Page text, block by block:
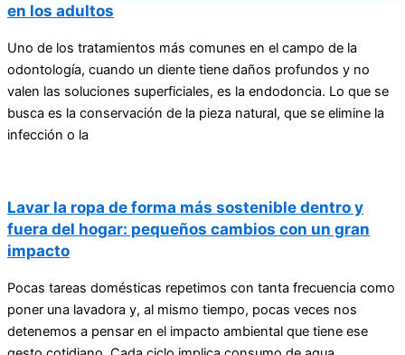
en los adultos
Uno de los tratamientos más comunes en el campo de la
odontología, cuando un diente tiene daños profundos y no
valen las soluciones superficiales, es la endodoncia. Lo que se
busca es la conservación de la pieza natural, que se elimine la
infección o la
Lavar la ropa de forma más sostenible dentro y
fuera del hogar: pequeños cambios con un gran
impacto
Pocas tareas domésticas repetimos con tanta frecuencia como
poner una lavadora y, al mismo tiempo, pocas veces nos
detenemos a pensar en el impacto ambiental que tiene ese